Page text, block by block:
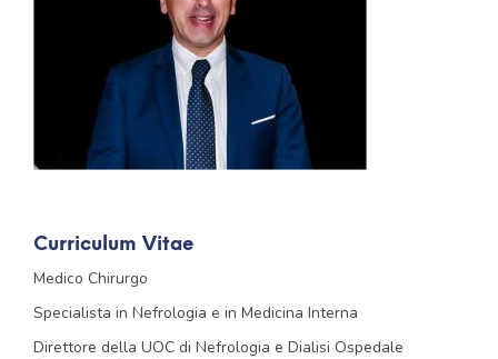
Curriculum Vitae
Medico Chirurgo
Specialista in Nefrologia e in Medicina Interna
Direttore della UOC di Nefrologia e Dialisi Ospedale